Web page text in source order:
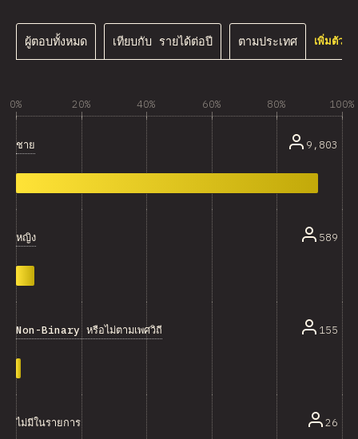
ผู้ตอบทั้งหมด เทียบกับ รายได้ต่อปี ตามประเทศ เพิ่มตัวก
0% 20% 40% 60% 80% 100%
ชาย 9,803
หญิง 589
Non-Binary หรือไม่ตามเพศวิถี 155
ไม่มีในรายการ 26